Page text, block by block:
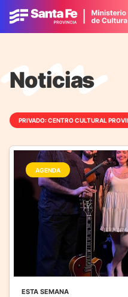
Noticias
PRIVADO: CENTRO CULTURAL
AGENDA
ESTA SEMANA